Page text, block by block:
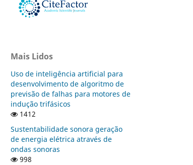
Mais Lidos
Uso de inteligência artificial para
desenvolvimento de algoritmo de
previsão de falhas para motores de
indução trifásicos
1412
Sustentabilidade sonora geração
de energia elétrica através de
ondas sonoras
998